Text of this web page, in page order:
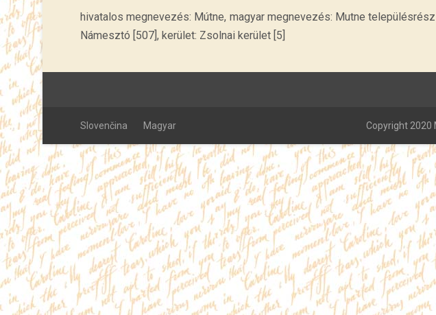
hivatalos megnevezés: Mútne, magyar megnevezés: Mutne
Námesztó [507], kerület: Zsolnai kerület [5]
Slovenčina Magyar Copyright 2020